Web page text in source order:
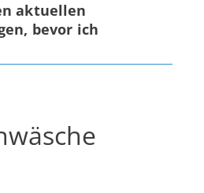
aktuellen
bevor ich